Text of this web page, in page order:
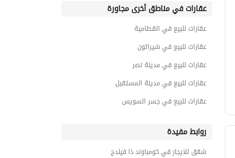
عقارات في مناطق أخرى مجاورة
عقارات للبيع في القطامية
عقارات للبيع في شيراتون
عقارات للبيع في مدينة نصر
عقارات للبيع في مدينة المستقبل
عقارات للبيع في جسر السويس
روابط مفيدة
شقق للايجار في كومباوند ذا فيلدج